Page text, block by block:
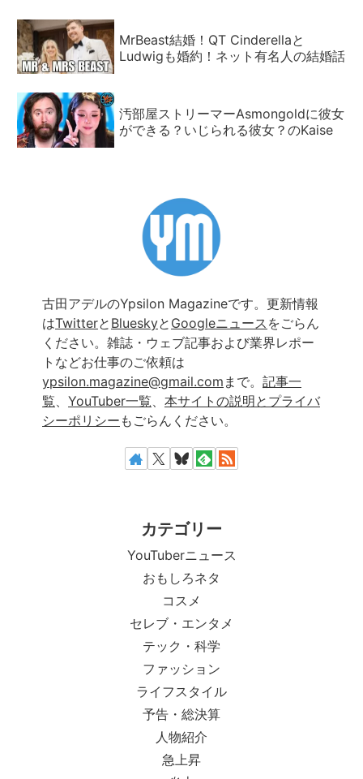
MrBeast結婚！QT Cinderellaと
Ludwigも婚約！ネット有名人の結婚話
汚部屋ストリーマーAsmongoldに彼女
ができる？いじられる彼女？のKaise
古田アデルのYpsilon Magazineです。更新情報
はTwitterと Blueskyと Googleニュース をごらん
ください。雑誌・ウェブ記事および業界レポー
トなどお仕事のご依頼は
ypsilon.magazine@gmail.com まで。 記事一
覧、 YouTuber一覧、 本サイトの説明とプライバ
シーポリシー もごらんください。
カテゴリー
YouTuberニュース
おもしろネタ
コスメ
セレブ・エンタメ
テック・科学
ファッション
ライフスタイル
予告・総決算
人物紹介
急上昇